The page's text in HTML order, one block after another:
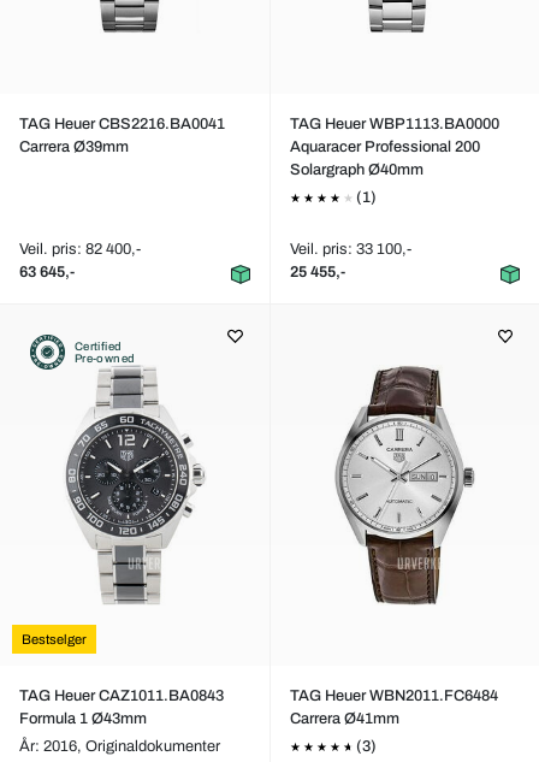
TAG Heuer CBS2216.BA0041
Carrera Ø39mm
Veil. pris: 82 400,-
63 645,-
TAG Heuer WBP1113.BA0000
Aquaracer Professional 200
Solargraph Ø40mm
(1)
Veil. pris: 33 100,-
25 455,-
Certified
Pre-owned
Bestselger
TAG Heuer CAZ1011.BA0843
Formula 1 Ø43mm
År: 2016, Originaldokumenter
TAG Heuer WBN2011.FC6484
Carrera Ø41mm
(3)